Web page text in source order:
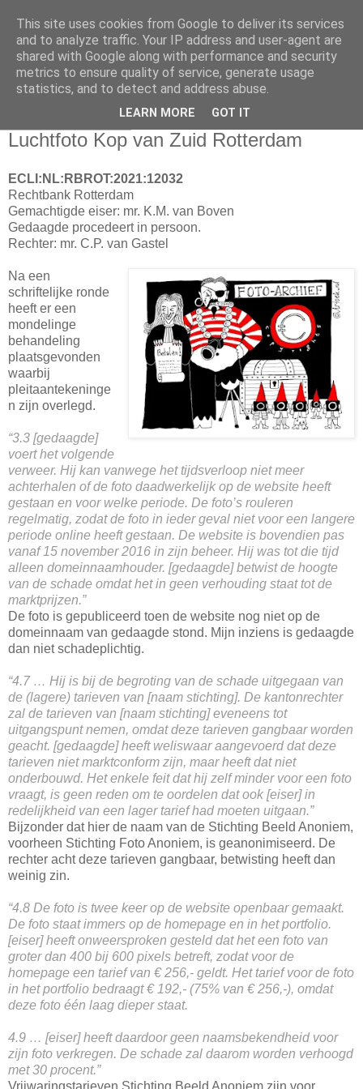
Luchtfoto Kop van Zuid Rotterdam
ECLI:NL:RBROT:2021:12032
Rechtbank Rotterdam
Gemachtigde eiser: mr. K.M. van Boven
Gedaagde procedeert in persoon.
Rechter: mr. C.P. van Gastel
Na een
schriftelijke ronde
heeft er een
mondelinge
behandeling
plaatsgevonden
waarbij
pleitaantekeninge
n zijn overlegd.
“3.3 [gedaagde]
voert het volgende
verweer. Hij kan vanwege het tijdsverloop niet meer
achterhalen of de foto daadwerkelijk op de website heeft
gestaan en voor welke periode. De foto’s rouleren
regelmatig, zodat de foto in ieder geval niet voor een langere
periode online heeft gestaan. De website is bovendien pas
vanaf 15 november 2016 in zijn beheer. Hij was tot die tijd
alleen domeinnaamhouder. [gedaagde] betwist de hoogte
van de schade omdat het in geen verhouding staat tot de
marktprijzen.”
De foto is gepubliceerd toen de website nog niet op de
domeinnaam van gedaagde stond. Mijn inziens is gedaagde
dan niet schadeplichtig.
“4.7 … Hij is bij de begroting van de schade uitgegaan van
de (lagere) tarieven van [naam stichting]. De kantonrechter
zal de tarieven van [naam stichting] eveneens tot
uitgangspunt nemen, omdat deze tarieven gangbaar worden
geacht. [gedaagde] heeft weliswaar aangevoerd dat deze
tarieven niet marktconform zijn, maar heeft dat niet
onderbouwd. Het enkele feit dat hij zelf minder voor een foto
vraagt, is geen reden om te oordelen dat ook [eiser] in
redelijkheid van een lager tarief had moeten uitgaan.”
Bijzonder dat hier de naam van de Stichting Beeld Anoniem,
voorheen Stichting Foto Anoniem, is geanonimiseerd. De
rechter acht deze tarieven gangbaar, betwisting heeft dan
weinig zin.
“4.8 De foto is twee keer op de website openbaar gemaakt.
De foto staat immers op de homepage en in het portfolio.
[eiser] heeft onweersproken gesteld dat het een foto van
groter dan 400 bij 600 pixels betreft, zodat voor de
homepage een tarief van € 256,- geldt. Het tarief voor de foto
in het portfolio bedraagt € 192,- (75% van € 256,-), omdat
deze foto één laag dieper staat.
4.9 … [eiser] heeft daardoor geen naamsbekendheid voor
zijn foto verkregen. De schade zal daarom worden verhoogd
met 30 procent.”
This site uses cookies from Google to deliver its services
and to analyze traffic. Your IP address and user-agent are
shared with Google along with performance and security
metrics to ensure quality of service, generate usage
statistics, and to detect and address abuse.
LEARN MORE GOT IT